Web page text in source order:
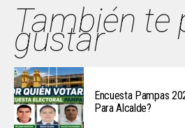
También te
gustar
Encuesta Pampas
Para Alcalde?